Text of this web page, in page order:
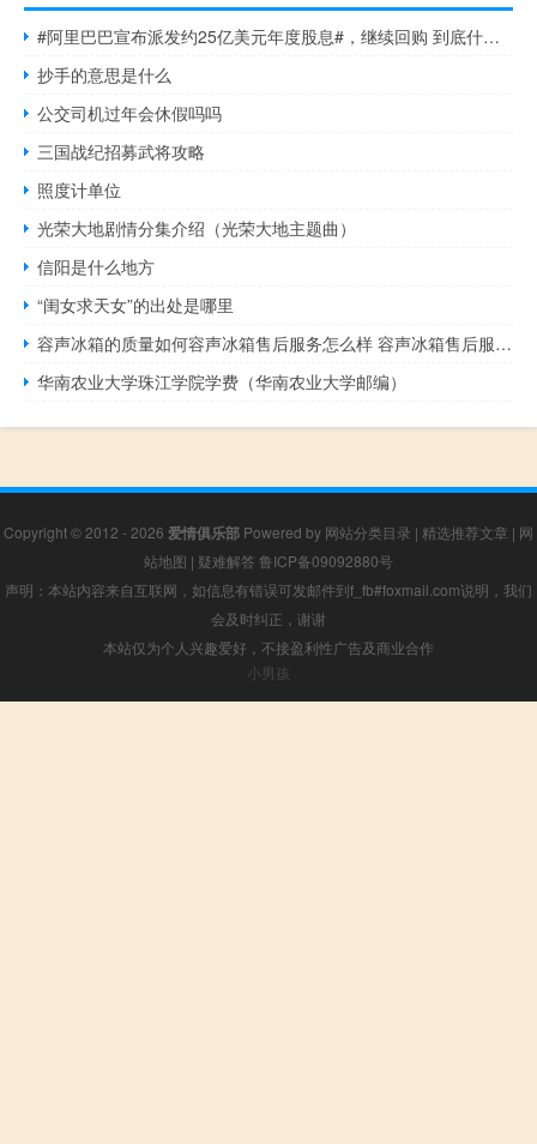
#阿里巴巴宣布派发约25亿美元年度股息#，继续回购 到底什么情况嘞
抄手的意思是什么
公交司机过年会休假吗吗
三国战纪招募武将攻略
照度计单位
光荣大地剧情分集介绍（光荣大地主题曲）
信阳是什么地方
“闺女求天女”的出处是哪里
容声冰箱的质量如何容声冰箱售后服务怎么样 容声冰箱售后服务电话
华南农业大学珠江学院学费（华南农业大学邮编）
Copyright © 2012 - 2026 爱情俱乐部 Powered by 网站分类目录 | 精选推荐文章 | 网
站地图 | 疑难解答 鲁ICP备09092880号
声明：本站内容来自互联网，如信息有错误可发邮件到f_fb#foxmail.com说明，我们
会及时纠正，谢谢
本站仅为个人兴趣爱好，不接盈利性广告及商业合作
小男孩